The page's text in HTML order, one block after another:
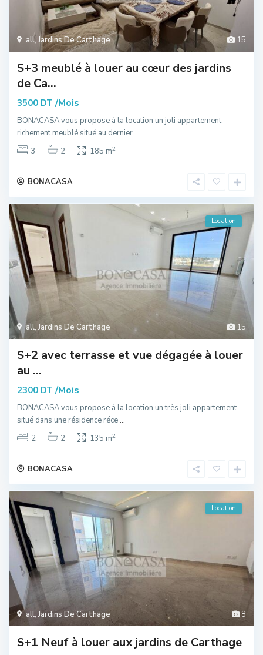
15
all,Jardins De Carthage
S+3 meublé à louer au cœur des jardins
de Ca...
3500 DT/Mois
BONACASA vous propose à la location un joli appartement
richement meublé situé au dernier...
3
2 185 m2
BONACASA
15
all,Jardins De Carthage
Location
S+2 avec terrasse et vue dégagée à louer
au ...
2300 DT/Mois
BONACASA vous propose à la location un très joli appartement
situé dans une résidence réce...
2
2 135 m2
BONACASA
8
all,Jardins De Carthage
Location
S+1 Neuf à louer aux jardins de Carthage